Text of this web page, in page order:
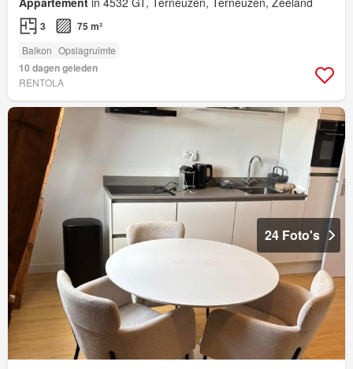
3 75 m²
Balkon Opslagruimte
10 dagen geleden
RENTOLA
24 Foto's